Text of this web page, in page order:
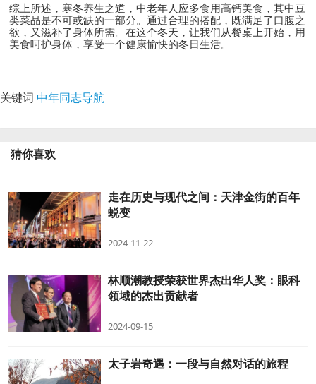
综上所述，寒冬养生之道，中老年人应多食用高钙美食，其中豆
类菜品是不可或缺的一部分。通过合理的搭配，既满足了口腹之
欲，又滋补了身体所需。在这个冬天，让我们从餐桌上开始，用
美食呵护身体，享受一个健康愉快的冬日生活。
关键词 中年同志导航
猜你喜欢
走在历史与现代之间：天津金街的百年
蜕变
2024-11-22
林顺潮教授荣获世界杰出华人奖：眼科
领域的杰出贡献者
2024-09-15
太子岩奇遇：一段与自然对话的旅程